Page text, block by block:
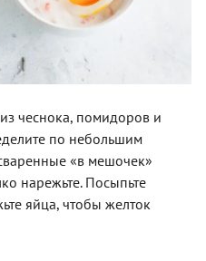
чеснока, помидоров и
по небольшим
«в мешочек»
нарежьте. Посыпьте
яйца, чтобы желток